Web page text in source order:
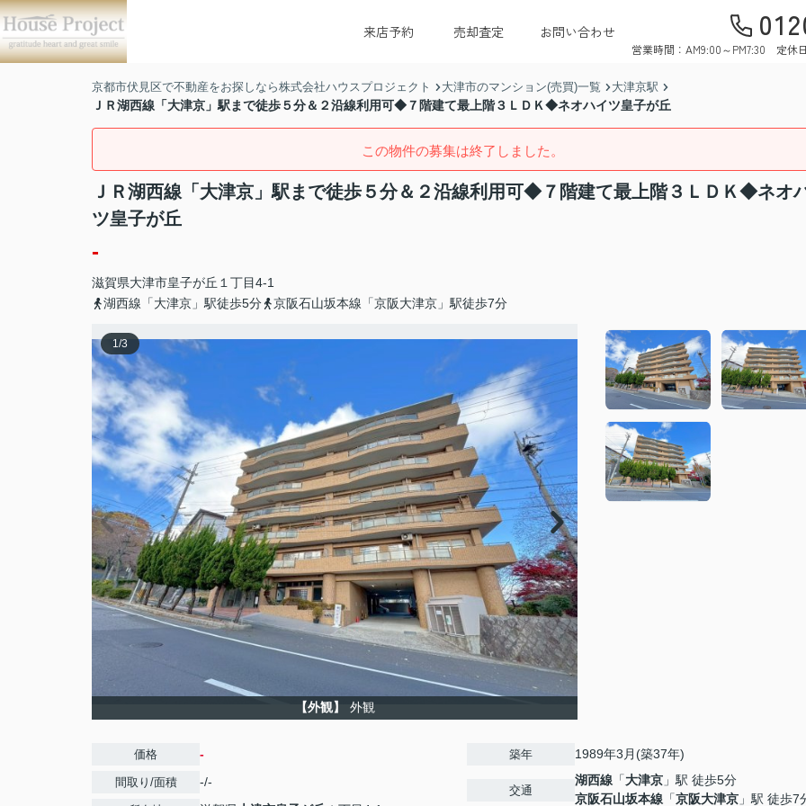
来店予約 売却査定 お問い合わせ
営業時間：AM9:00～PM7:30 定休
京都市伏見区で不動産をお探しなら株式会社ハウスプロジェクト 大津市のマンション(売買)一覧 大津京駅
ＪＲ湖西線「大津京」駅まで徒歩５分＆２沿線利用可◆７階建て最上階３ＬＤＫ◆ネオハイツ皇子が丘
この物件の募集は終了しました。
ＪＲ湖西線「大津京」駅まで徒歩５分＆２沿線利用可◆７階建て最上階３ＬＤＫ◆ネオ
ツ皇子が丘
-
滋賀県大津市皇子が丘 １丁目4-1
湖西線「大津京」駅徒歩5分
京阪石山坂本線「京阪大津京」駅徒歩7分
1/3
【外観】 外観
価格 -
間取り/面積 -/-
築年 1989年3月(築37年)
交通
湖西線 「大津京 」駅 徒歩5分
京阪石山坂本線 「京阪大津京 」駅 徒歩7